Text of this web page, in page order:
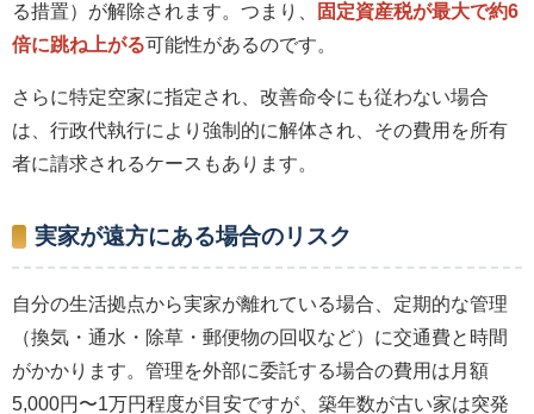
る措置）が解除されます。つまり、
固定資産税が最大で約6
倍に跳ね上がる可能性があるのです。
さらに特定空家に指定され、改善命令にも従わない場合
は、行政代執行により強制的に解体され、その費用を所有
者に請求されるケースもあります。
実家が遠方にある場合のリスク
自分の生活拠点から実家が離れている場合、定期的な管理
（換気・通水・除草・郵便物の回収など）に交通費と時間
がかかります。管理を外部に委託する場合の費用は月額
5,000円〜1万円程度が目安ですが、築年数が古い家は突発